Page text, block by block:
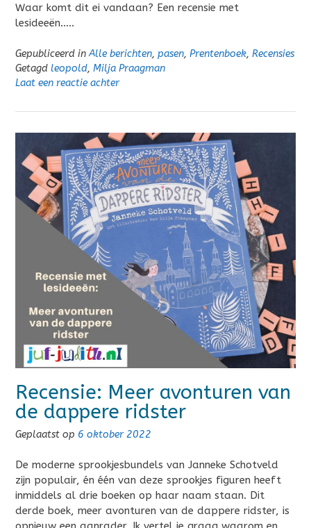
Waar komt dit ei vandaan? Een recensie met
lesideeën…..
Gepubliceerd inAlle berichten, pasen, Prentenboek, Recensies
Getagd leopold, Milja Praagman
Laat een reactie achter
Recensie: Meer avonturen van
de dappere ridster
Geplaatst op 6 oktober 2022
De moderne sprookjesbundels van Janneke Schotveld
zijn populair, én één van deze sprookjes figuren heeft
inmiddels al drie boeken op haar naam staan. Dit
derde boek, meer avonturen van de dappere ridster, is